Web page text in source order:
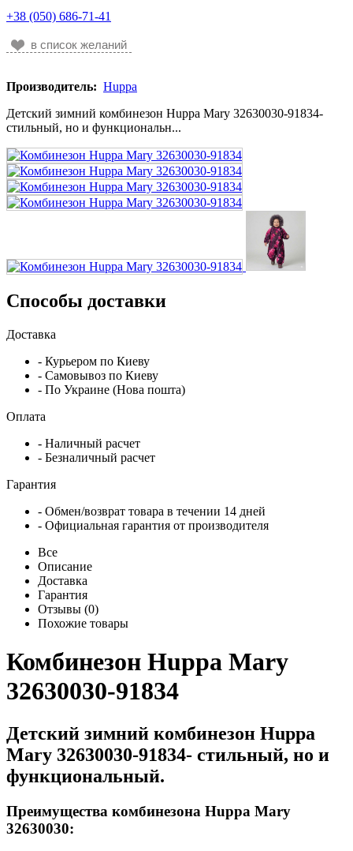
+38 (050) 686-71-41
в список желаний
Производитель: Huppa
Детский зимний комбинезон Huppa Mary 32630030-91834-
стильный, но и функциональн...
Способы доставки
Доставка
- Курьером по Киеву
- Самовывоз по Киеву
- По Украине (Нова пошта)
Оплата
- Наличный расчет
- Безналичный расчет
Гарантия
- Обмен/возврат товара в течении 14 дней
- Официальная гарантия от производителя
Все
Описание
Доставка
Гарантия
Отзывы (0)
Похожие товары
Комбинезон Huppa Mary
32630030-91834
Детский зимний комбинезон Huppa
Mary 32630030-91834- стильный, но и
функциональный.
Преимущества комбинезона Huppa Mary
32630030: